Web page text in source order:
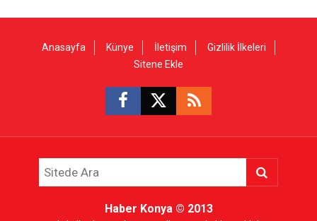
Anasayfa Künye İletişim
Gizlilik İlkeleri
Sitene Ekle
Haber Konya© 2013